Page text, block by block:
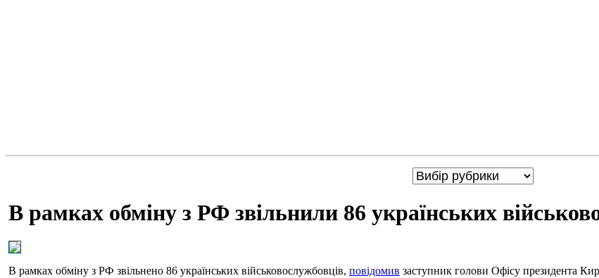
В рамках обміну з РФ звільнили 86 українських
В рамках обміну з РФ звільнено 86 українських військовослужбовців, повідомив заступник голови Офісу президента